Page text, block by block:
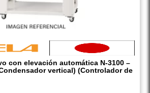
con elevación automática N-3100 –
vertical) (Controlador de